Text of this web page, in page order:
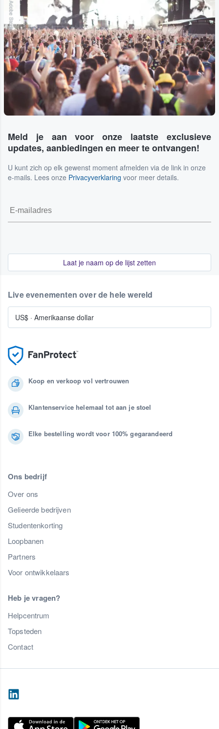
Adobe Stock
Meld je aan voor onze laatste exclusieve
updates, aanbiedingen en meer te ontvangen!
U kunt zich op elk gewenst moment afmelden via de link in onze
e-mails. Lees onze Privacyverklaring voor meer details.
Laat je naam op de lijst zetten
Koop en verkoop vol vertrouwen
Klantenservice helemaal tot aan je stoel
Elke bestelling wordt voor 100% gegarandeerd
Ons bedrijf
Over ons
Gelieerde bedrijven
Studentenkorting
Loopbanen
Partners
Voor ontwikkelaars
Heb je vragen?
Helpcentrum
Topsteden
Contact
Live evenementen over de hele wereld
US$ · Amerikaanse dollar